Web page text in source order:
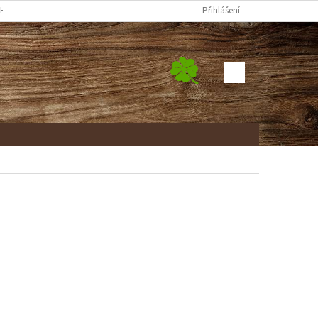
ÚDAJŮ FORMULÁŘ ODSTOUPENÍ OD SMLOUVYPřihlášení
NÁKUPNÍ
KOŠÍK